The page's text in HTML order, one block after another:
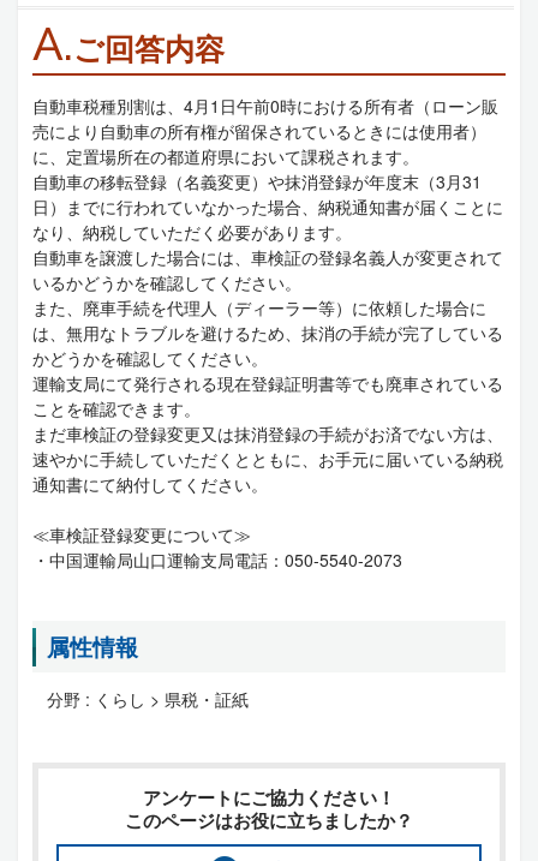
A.ご回答内容
自動車税種別割は、4月1日午前0時における所有者（ローン販
売により自動車の所有権が留保されているときには使用者）
に、定置場所在の都道府県において課税されます。
自動車の移転登録（名義変更）や抹消登録が年度末（3月31
日）までに行われていなかった場合、納税通知書が届くことに
なり、納税していただく必要があります。
自動車を譲渡した場合には、車検証の登録名義人が変更されて
いるかどうかを確認してください。
また、廃車手続を代理人（ディーラー等）に依頼した場合に
は、無用なトラブルを避けるため、抹消の手続が完了している
かどうかを確認してください。
運輸支局にて発行される現在登録証明書等でも廃車されている
ことを確認できます。
まだ車検証の登録変更又は抹消登録の手続がお済でない方は、
速やかに手続していただくとともに、お手元に届いている納税
通知書にて納付してください。
≪車検証登録変更について≫
・中国運輸局山口運輸支局電話：050-5540-2073
属性情報
分野 : くらし > 県税・証紙
アンケートにご協力ください！
このページはお役に立ちましたか？